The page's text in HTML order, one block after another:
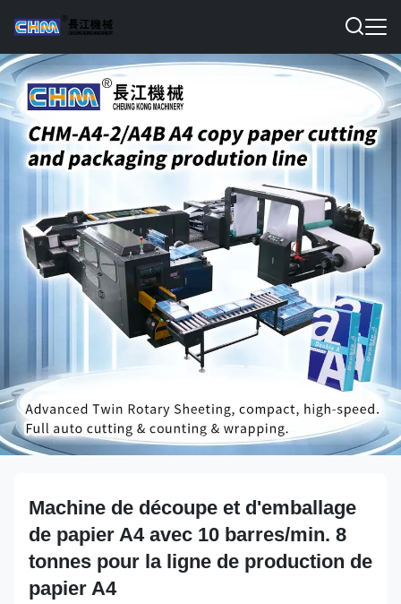
Machine de découpe et d'emballage
de papier A4 avec 10 barres/min. 8
tonnes pour la ligne de production de
papier A4